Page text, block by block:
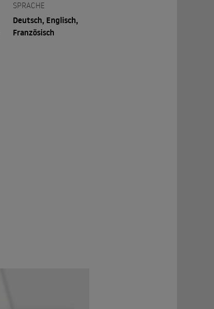
SPRACHE
Deutsch, Englisch,
Französisch